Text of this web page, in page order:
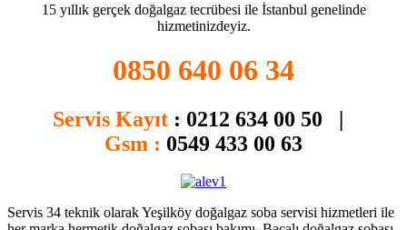
15 yıllık gerçek doğalgaz tecrübesi ile İstanbul genelinde
hizmetinizdeyiz.
0850 640 06 34
Servis Kayıt : 0212 634 00 50 |
Gsm : 0549 433 00 63
Servis 34 teknik olarak Yeşilköy doğalgaz soba servisi hizmetleri ile